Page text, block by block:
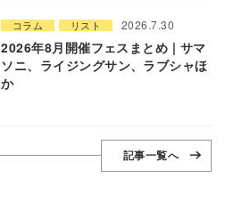
コラム リスト 2026.7.30
2026年8月開催フェスまとめ | サマ
ソニ、ライジングサン、ラブシャほ
か
記事一覧へ